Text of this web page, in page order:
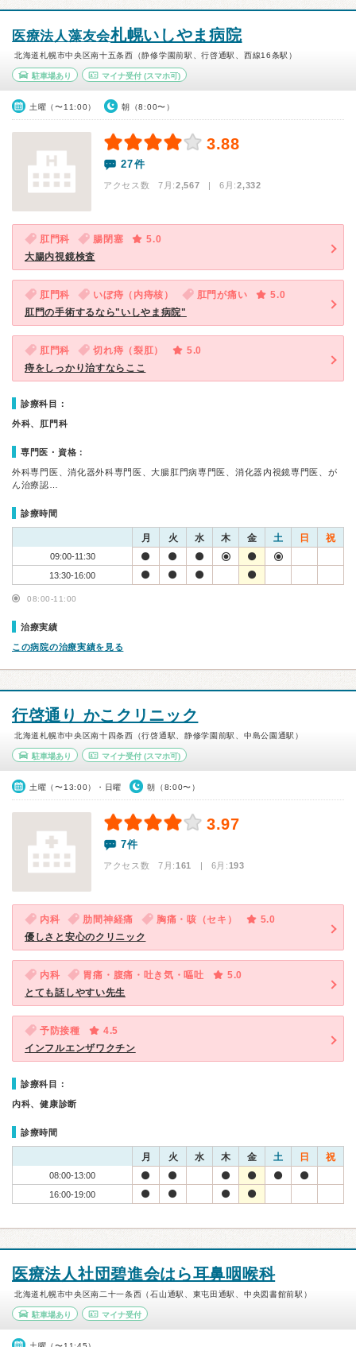
医療法人藻友会札幌いしやま病院
北海道札幌市中央区南十五条西（静修学園前駅、行啓通駅、西線16条駅）
駐車場あり マイナ受付(スマホ可)
土曜（〜11:00） 朝（8:00〜）
3.88
27件
アクセス数 7月:2,567 | 6月:2,332
肛門科 腸閉塞
5.0
大腸内視鏡検査
肛門科 いぼ痔（内痔核） 肛門が痛い
5.0
肛門の手術するなら"いしやま病院"
肛門科 切れ痔（裂肛）
5.0
痔をしっかり治すならここ
診療科目：
外科、肛門科
専門医・資格：
外科専門医、消化器外科専門医、大腸肛門病専門医、消化器内視鏡専門医、が
ん治療認…
診療時間
月 火 水 木 金 土 日 祝
09:00-11:30
13:30-16:00
08:00-11:00
治療実績
この病院の治療実績を見る
行啓通り かこクリニック
北海道札幌市中央区南十四条西（行啓通駅、静修学園前駅、中島公園通駅）
駐車場あり マイナ受付(スマホ可)
土曜（〜13:00）・日曜 朝（8:00〜）
3.97
7件
アクセス数 7月:161 | 6月:193
内科 肋間神経痛 胸痛・咳（セキ）
5.0
優しさと安心のクリニック
内科 胃痛・腹痛・吐き気・嘔吐
5.0
とても話しやすい先生
予防接種
4.5
インフルエンザワクチン
診療科目：
内科、健康診断
診療時間
月 火 水 木 金 土 日 祝
08:00-13:00
16:00-19:00
医療法人社団碧進会はら耳鼻咽喉科
北海道札幌市中央区南二十一条西（石山通駅、東屯田通駅、中央図書館前駅）
駐車場あり マイナ受付